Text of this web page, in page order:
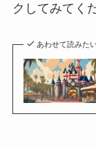
クしてみてく
あわせて読みた